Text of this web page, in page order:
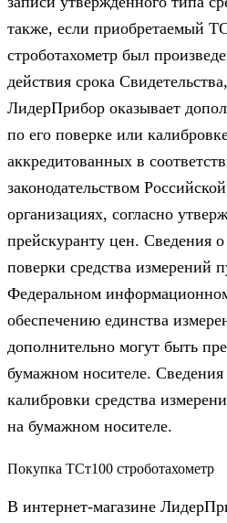
также, если приобретаемый
строботахометр был
действия срока
ЛидерПрибор оказывает
по его поверке или
аккредитованных в
законодательством
организациях, согласно
прейскуранту цен. Сведения о
поверки средства измерений
Федеральном
обеспечению единства
дополнительно могут быть
бумажном носителе. Сведения
калибровки средства
на бумажном носителе.
Покупка ТСт100 строботахометр
В интернет-магазине